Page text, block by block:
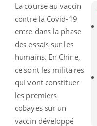
La course au vaccin
contre la Covid-19
entre dans la phase
des essais sur les
humains. En Chine,
ce sont les militaires
qui vont constituer
les premiers
cobayes sur un
vaccin développé